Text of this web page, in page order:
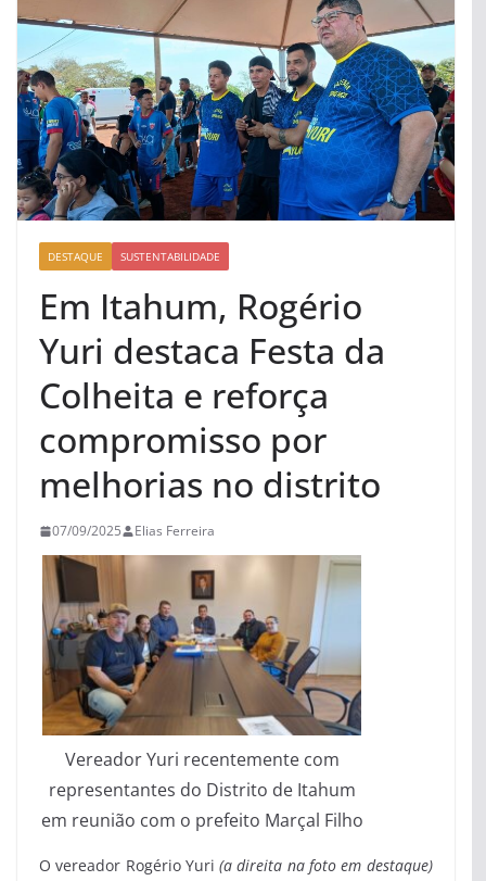
DESTAQUE SUSTENTABILIDADE
Em Itahum, Rogério
Yuri destaca Festa da
Colheita e reforça
compromisso por
melhorias no distrito
07/09/2025 Elias Ferreira
Vereador Yuri recentemente com
representantes do Distrito de Itahum
em reunião com o prefeito Marçal Filho
O vereador Rogério Yuri(a direita na foto em destaque)